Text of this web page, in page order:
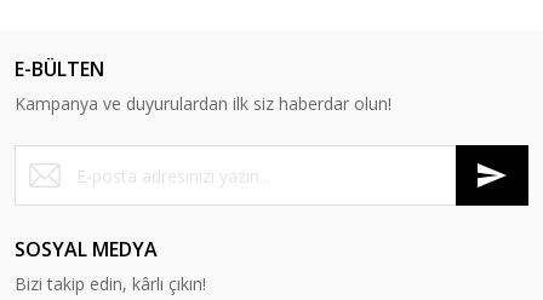
E-BÜLTEN
Kampanya ve duyurulardan ilk siz haberdar olun!
SOSYAL MEDYA
Bizi takip edin, kârlı çıkın!